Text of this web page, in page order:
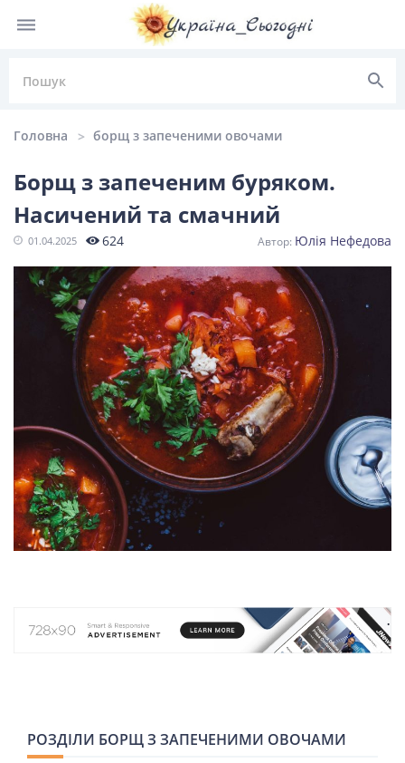
НОВИНИ УКРАЇНИ
Головні
новини
Політика Київ Львів
НОВИНИ СВІТУ
ВІЙСЬКОВІ НОВИНИ
КАЛЕНДАР УГКЦ/РКЦ
Головна борщ з запеченими овочами
Борщ з запеченим буряком.
Насичений та смачний
01.04.2025 624 Юлія Нефедова
РОЗДІЛИ БОРЩ З ЗАПЕЧЕНИМИ ОВОЧАМИ